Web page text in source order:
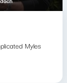
Myles